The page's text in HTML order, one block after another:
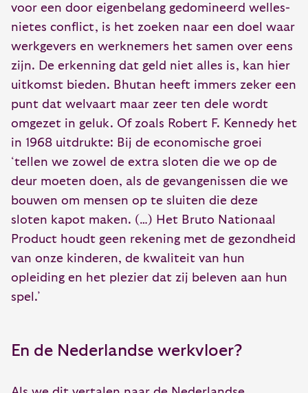
voor een door eigenbelang gedomineerd welles-
nietes conflict, is het zoeken naar een doel waar
werkgevers en werknemers het samen over eens
zijn. De erkenning dat geld niet alles is, kan hier
uitkomst bieden. Bhutan heeft immers zeker een
punt dat welvaart maar zeer ten dele wordt
omgezet in geluk. Of zoals Robert F. Kennedy het
in 1968 uitdrukte: Bij de economische groei
‘tellen we zowel de extra sloten die we op de
deur moeten doen, als de gevangenissen die we
bouwen om mensen op te sluiten die deze
sloten kapot maken. (…) Het Bruto Nationaal
Product houdt geen rekening met de gezondheid
van onze kinderen, de kwaliteit van hun
opleiding en het plezier dat zij beleven aan hun
spel.’
En de Nederlandse werkvloer?